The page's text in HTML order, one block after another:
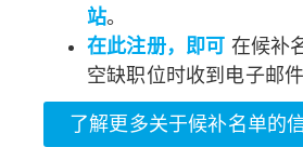
站。
在此注册，即可 在候补
空缺职位时收到电子邮
了解更多关于候补名单的